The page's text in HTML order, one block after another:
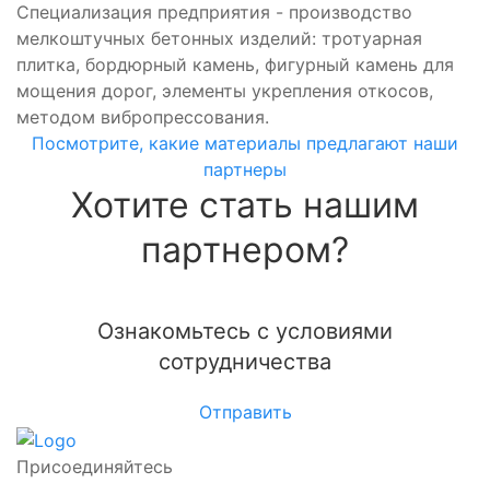
Специализация предприятия - производство
мелкоштучных бетонных изделий: тротуарная
плитка, бордюрный камень, фигурный камень для
мощения дорог, элементы укрепления откосов,
методом вибропрессования.
Посмотрите, какие материалы предлагают наши
партнеры
Хотите стать нашим
партнером?
Ознакомьтесь с условиями
сотрудничества
Отправить
Присоединяйтесь